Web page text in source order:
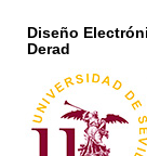
Diseño
Derad